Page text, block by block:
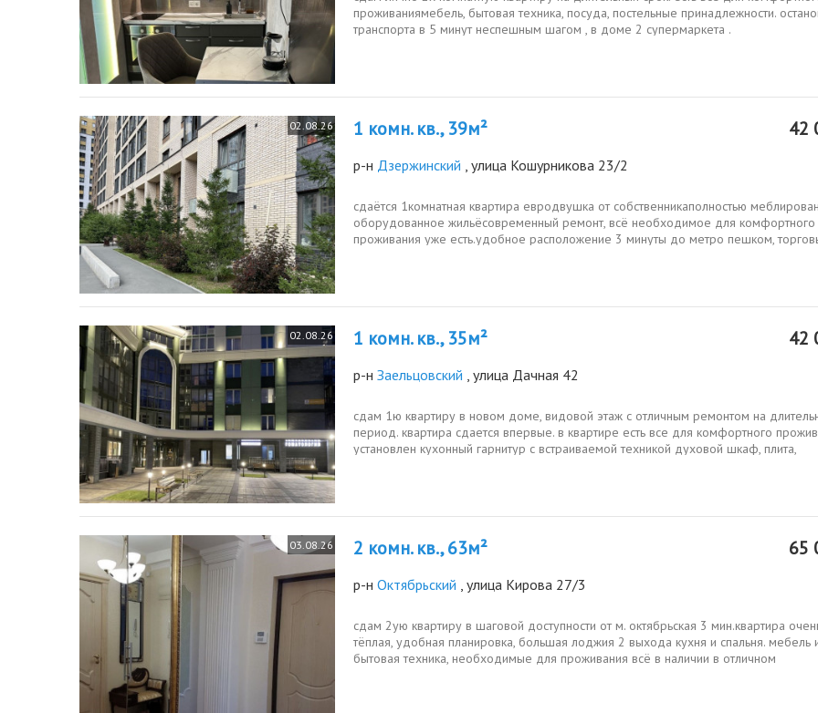
проживаниямебель, бытовая техника, посуда, постельные принадлежности.
транспорта в 5 минут неспешным шагом , в доме 2 супермаркета .
02.08.26 1 комн. кв., 39м² 42
р-н Дзержинский , улица Кошурникова 23/2
сдаётся 1комнатная квартира евродвушка от собственникаполностью
оборудованное жильёсовременный ремонт, всё необходимое для комфортного
проживания уже есть.удобное расположение 3 минуты до метро пешком,
02.08.26 1 комн. кв., 35м² 42
р-н Заельцовский , улица Дачная 42
сдам 1ю квартиру в новом доме, видовой этаж с отличным ремонтом на
период. квартира сдается впервые. в квартире есть все для комфортного
установлен кухонный гарнитур с встраиваемой техникой духовой шкаф, плита,
03.08.26 2 комн. кв., 63м² 65
р-н Октябрьский , улица Кирова 27/3
сдам 2ую квартиру в шаговой доступности от м. октябрьская 3 мин.квартира
тёплая, удобная планировка, большая лоджия 2 выхода кухня и спальня. мебель
бытовая техника, необходимые для проживания всё в наличии в отличном